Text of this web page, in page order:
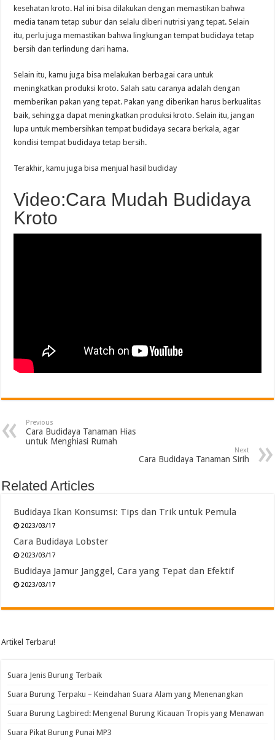
kesehatan kroto. Hal ini bisa dilakukan dengan memastikan bahwa
media tanam tetap subur dan selalu diberi nutrisi yang tepat. Selain
itu, perlu juga memastikan bahwa lingkungan tempat budidaya tetap
bersih dan terlindung dari hama.
Selain itu, kamu juga bisa melakukan berbagai cara untuk
meningkatkan produksi kroto. Salah satu caranya adalah dengan
memberikan pakan yang tepat. Pakan yang diberikan harus berkualitas
baik, sehingga dapat meningkatkan produksi kroto. Selain itu, jangan
lupa untuk membersihkan tempat budidaya secara berkala, agar
kondisi tempat budidaya tetap bersih.
Terakhir, kamu juga bisa menjual hasil budiday
Video:Cara Mudah Budidaya
Kroto
Previous
Cara Budidaya Tanaman Hias
untuk Menghiasi Rumah
Next
Cara Budidaya Tanaman Sirih
Related Articles
Budidaya Ikan Konsumsi: Tips dan Trik untuk Pemula
2023/03/17
Cara Budidaya Lobster
2023/03/17
Budidaya Jamur Janggel, Cara yang Tepat dan Efektif
2023/03/17
Artikel Terbaru!
Suara Jenis Burung Terbaik
Suara Burung Terpaku – Keindahan Suara Alam yang Menenangkan
Suara Burung Lagbired: Mengenal Burung Kicauan Tropis yang Menawan
Suara Pikat Burung Punai MP3